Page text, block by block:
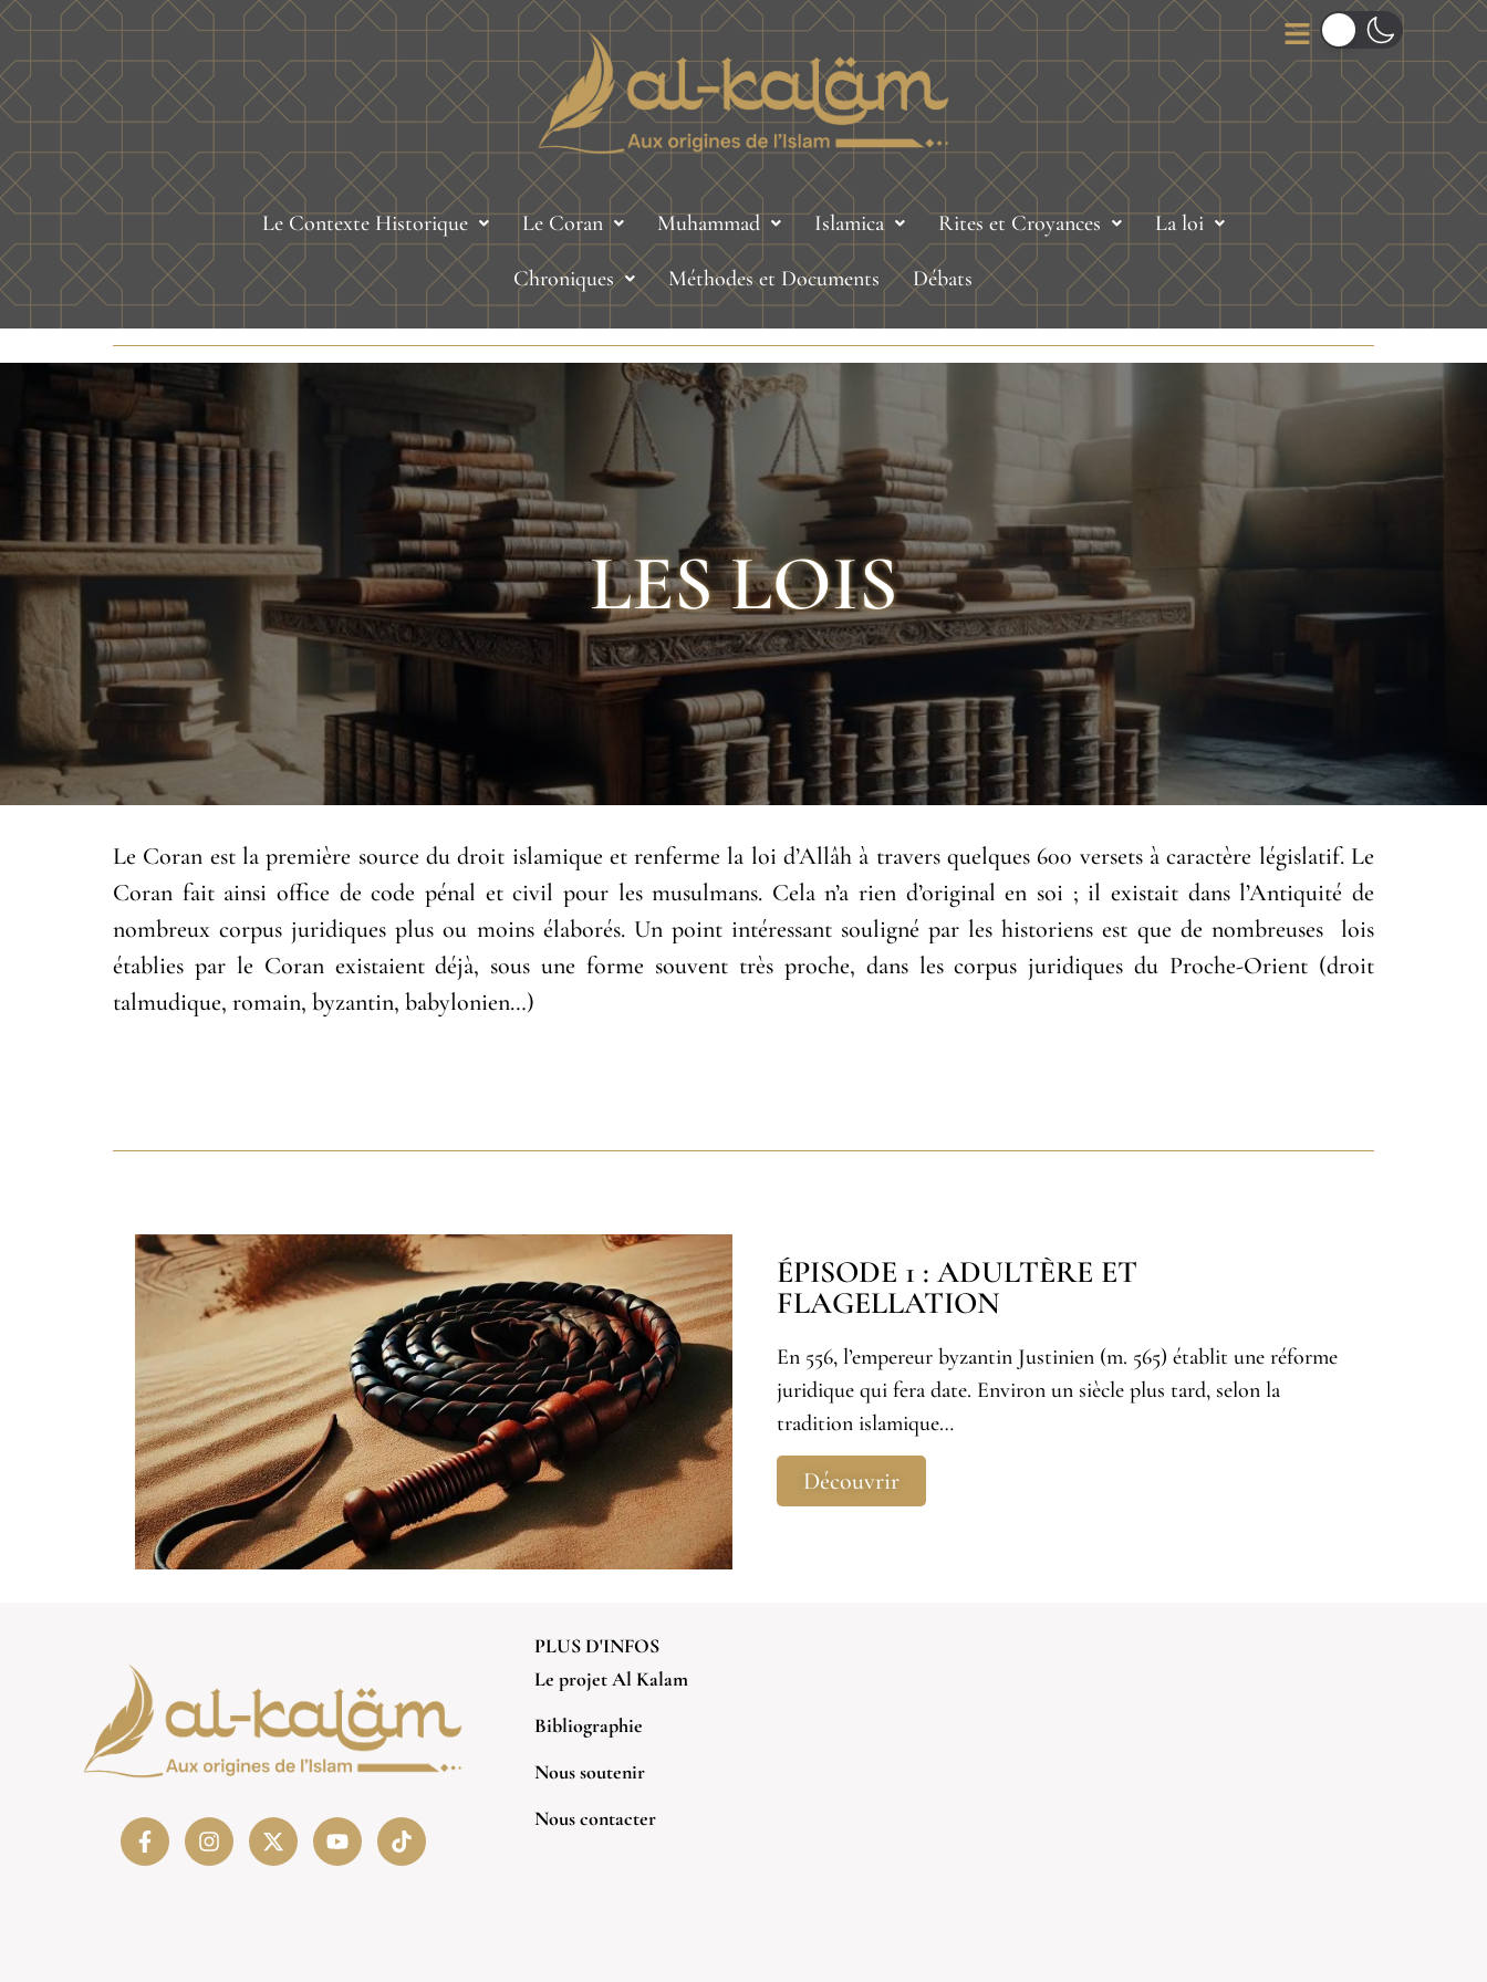
Le Contexte Historique Le Coran Muhammad Islamica Rites et Croyances La loi
Chroniques Méthodes et Documents Débats
LES LOIS
Le Coran est la première source du droit islamique et renferme la loi d’Allâh à travers quelques 600 versets à caractère législatif. Le
Coran fait ainsi office de code pénal et civil pour les musulmans. Cela n’a rien d’original en soi ; il existait dans l’Antiquité de
nombreux corpus juridiques plus ou moins élaborés. Un point intéressant souligné par les historiens est que de nombreuses lois
établies par le Coran existaient déjà, sous une forme souvent très proche, dans les corpus juridiques du Proche-Orient (droit
talmudique, romain, byzantin, babylonien…)
ÉPISODE 1 : ADULTÈRE ET
FLAGELLATION
En 556, l’empereur byzantin Justinien (m. 565) établit une réforme
juridique qui fera date. Environ un siècle plus tard, selon la
tradition islamique…
Découvrir
PLUS D'INFOS
Le projet Al Kalam
Bibliographie
Nous soutenir
Nous contacter